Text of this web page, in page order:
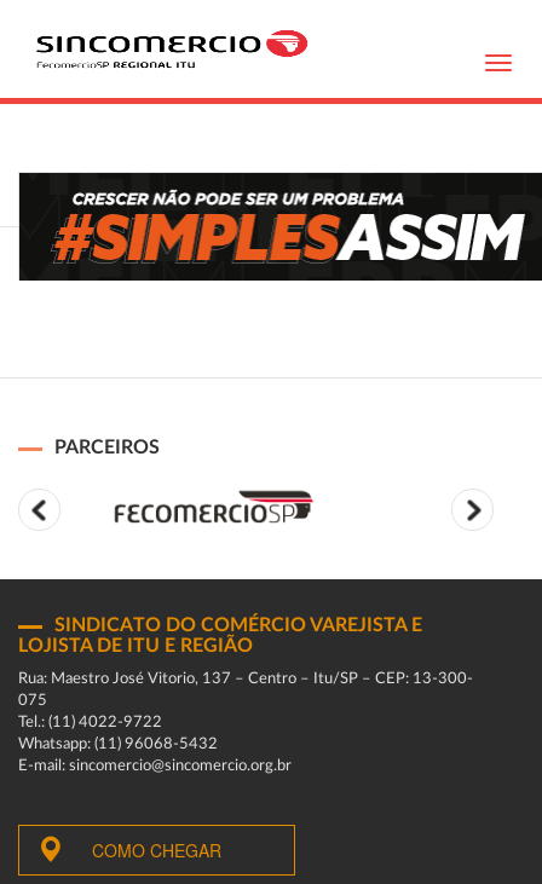
PARCEIROS
SINDICATO DO COMÉRCIO VAREJISTA E
LOJISTA DE ITU E REGIÃO
Rua: Maestro José Vitorio, 137 – Centro – Itu/SP – CEP: 13-300-
075
Tel.: (11) 4022-9722
Whatsapp: (11) 96068-5432
E-mail: sincomercio@sincomercio.org.br
COMO CHEGAR